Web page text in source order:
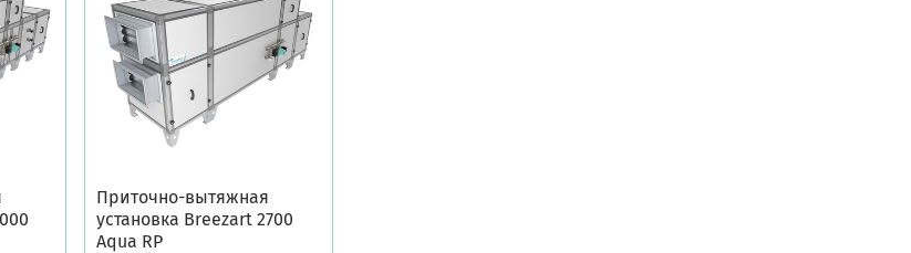
Приточно-вытяжная
установка Breezart 2700
Aqua RP